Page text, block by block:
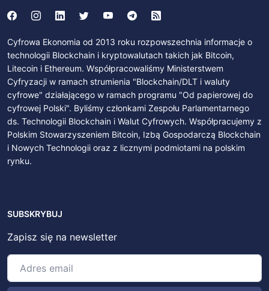
Cyfrowa Ekonomia od 2013 roku rozpowszechnia informacje o
technologii Blockchain i kryptowalutach takich jak Bitcoin,
Litecoin i Ethereum. Współpracowaliśmy Ministerstwem
Cyfryzacji w ramach strumienia "Blockchain/DLT i waluty
cyfrowe" działającego w ramach programu "Od papierowej do
cyfrowej Polski". Byliśmy członkami Zespołu Parlamentarnego
ds. Technologii Blockchain i Walut Cyfrowych. Współpracujemy z
Polskim Stowarzyszeniem Bitcoin, Izbą Gospodarczą Blockchain
i Nowych Technologii oraz z licznymi podmiotami na polskim
rynku.
SUBSKRYBUJ
Zapisz się na newsletter